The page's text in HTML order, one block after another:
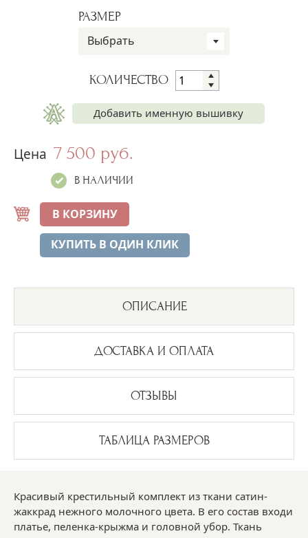
РАЗМЕР
Выбрать
КОЛИЧЕСТВО
Добавить именную вышивку
Имя на платье
+250 руб.
Имя на пелёнке
+250 руб.
Дата на пелёнке
+250 руб.
Цена 7 500 руб.
В НАЛИЧИИ
В КОРЗИНУ
КУПИТЬ В ОДИН КЛИК
ОПИСАНИЕ
ДОСТАВКА И ОПЛАТА
ТАБЛИЦА РАЗМЕРОВ
ОТЗЫВЫ
Красивый крестильный комплект из ткани сатин-
жаккрад нежного молочного цвета. В его состав входи
платье, пеленка-крыжма и головной убор. Ткань